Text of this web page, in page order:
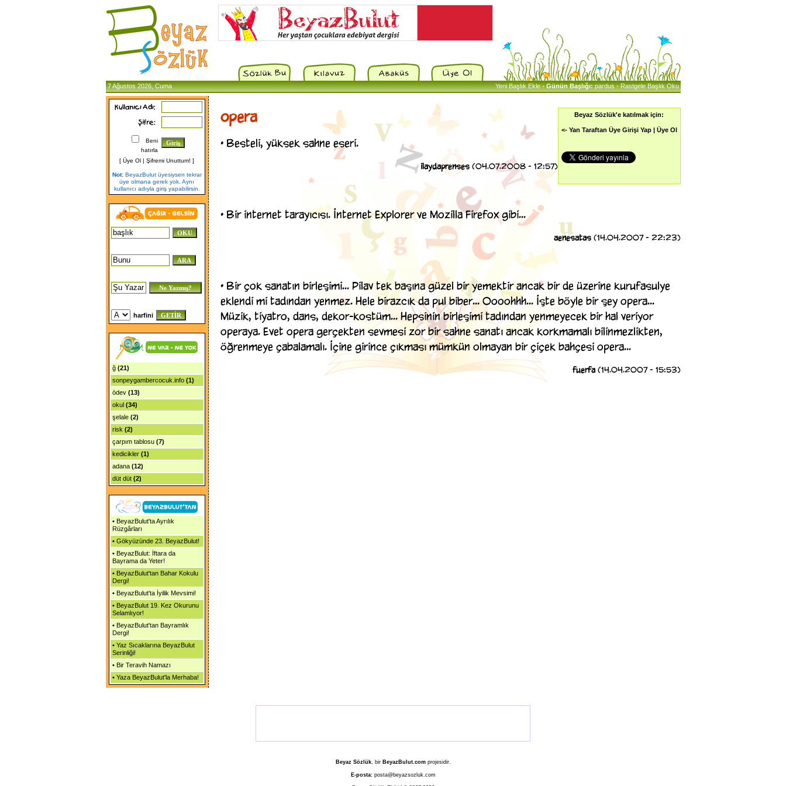
7 Ağustos 2026, Cuma Yeni Başlık Ekle • Günün Başlığı: pardus • Rastgele Başlık Oku
Beni
hatırla
[ Üye Ol | Şifremi Unuttum! ]
Not:BeyazBulut üyesiysen tekrar
üye olmana gerek yok. Aynı
kullanıcı adıyla giriş yapabilirsin.
harfini
ğ (21)
sonpeygambercocuk.info (1)
ödev (13)
okul (34)
şelale (2)
risk (2)
çarpım tablosu (7)
kedicikler (1)
adana (12)
düt düt (2)
• BeyazBulut'ta Ayrılık
Rüzgârları
• Gökyüzünde 23. BeyazBulut!
• BeyazBulut: İftara da
Bayrama da Yeter!
• BeyazBulut'tan Bahar Kokulu
Dergi!
• BeyazBulut'ta İyilik Mevsimi!
• BeyazBulut 19. Kez Okurunu
Selamlıyor!
• BeyazBulut'tan Bayramlık
Dergi!
• Yaz Sıcaklarına BeyazBulut
Serinliği!
• Bir Teravih Namazı
• Yaza BeyazBulut'la Merhaba!
Beyaz Sözlük'e katılmak için:
<- Yan Taraftan Üye Girişi Yap | Üye Ol
opera
•Besteli, yüksek sahne eseri.
ilaydaprenses(04.07.2008 - 12:57)
•Bir internet tarayıcısı. İnternet Explorer ve Mozilla Firefox gibi...
aenesatas(14.04.2007 - 22:23)
•Bir çok sanatın birleşimi... Pilav tek başına güzel bir yemektir ancak bir de üzerine kurufasulye
eklendi mi tadından yenmez. Hele birazcık da pul biber... Oooohhh... İşte böyle bir şey opera...
Müzik, tiyatro, dans, dekor-kostüm... Hepsinin birleşimi tadından yenmeyecek bir hal veriyor
operaya. Evet opera gerçekten sevmesi zor bir sahne sanatı ancak korkmamalı bilinmezlikten,
öğrenmeye çabalamalı. İçine girince çıkması mümkün olmayan bir çiçek bahçesi opera...
fuerfa(14.04.2007 - 15:53)
Beyaz Sözlük, bir BeyazBulut.comprojesidir.
E-posta: posta@beyazsozluk.com